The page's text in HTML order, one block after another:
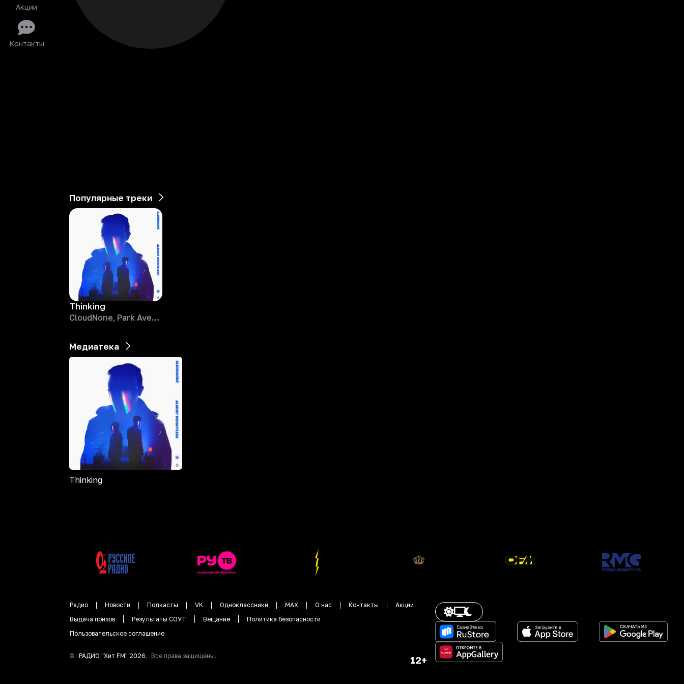
Акции
Контакты
Популярные треки
Thinking
CloudNone, Park Avenue
Медиатека
Thinking
Радио Новости Подкасты VK Одноклассники MAX О нас Контакты
Акции
Выдача призов
Результаты СОУТ Вещание
Политика безопасности
Пользовательское соглашение
© РАДИО "Хит FM" 2026. Все права защищены. 12+